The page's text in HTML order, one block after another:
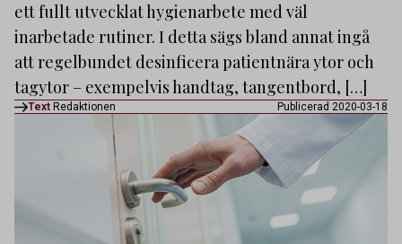
ett fullt utvecklat hygienarbete med väl
inarbetade rutiner. I detta sägs bland annat ingå
att regelbundet desinficera patientnära ytor och
tagytor – exempelvis handtag, tangentbord, […]
Text Redaktionen Publicerad 2020-03-18